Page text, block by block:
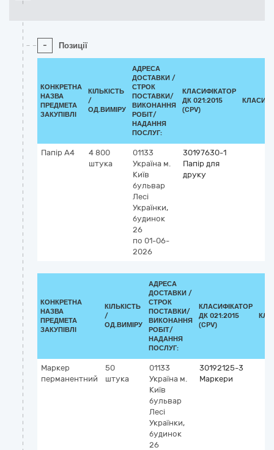
- Позиції
КОНКРЕТНА
НАЗВА
ПРЕДМЕТА
ЗАКУПІВЛІ
КІЛЬКІСТЬ
/
ОД.ВИМІРУ
АДРЕСА
ДОСТАВКИ /
СТРОК
ПОСТАВКИ/
ВИКОНАННЯ
РОБІТ/
НАДАННЯ
ПОСЛУГ:
КЛАСИФІКАТОР
ДК 021:2015
(CPV)
Папір А4
4 800
штука
01133
Україна м.
Київ
бульвар
Лесі
Українки,
будинок
26
по 01-06-
2026
30197630-1
Папір для
друку
КОНКРЕТНА
НАЗВА
ПРЕДМЕТА
ЗАКУПІВЛІ
КІЛЬКІСТЬ
/
ОД.ВИМІРУ
АДРЕСА
ДОСТАВКИ /
СТРОК
ПОСТАВКИ/
ВИКОНАННЯ
РОБІТ/
НАДАННЯ
ПОСЛУГ:
КЛАСИФІКАТОР
ДК 021:2015
(CPV)
Маркер
перманентний
50
штука
01133
Україна м.
Київ
бульвар
Лесі
Українки,
будинок
26
30192125-3
Маркери